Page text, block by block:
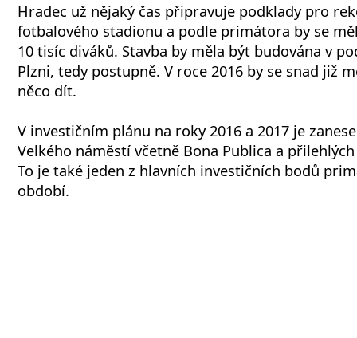
Hradec už nějaký čas připravuje podklady pro
fotbalového stadionu a podle primátora by se
10 tisíc diváků. Stavba by měla být budována v
Plzni, tedy postupně. V roce 2016 by se snad již
něco dít.
V investičním plánu na roky 2016 a 2017 je
Velkého náměstí včetně Bona Publica a
To je také jeden z hlavních investičních bodů
období.